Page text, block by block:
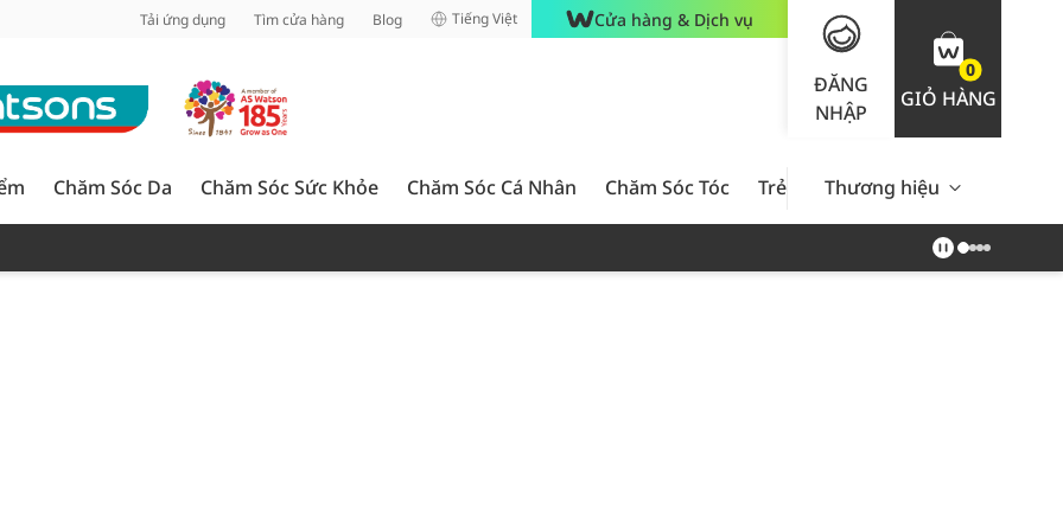
Tải ứng dụng Tìm cửa hàng Blog Tiếng Việt Cửa hàng & Dịch vụ
ĐĂNG
NHẬP
0
GIỎ HÀNG
Chăm Sóc Da Chăm Sóc Sức Khỏe Chăm Sóc Cá Nhân Chăm Sóc Tóc Trẻ Em Nam Giới Chăm Sóc
Thương hiệu